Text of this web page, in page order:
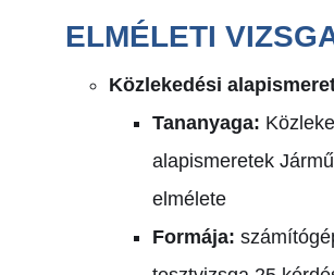
ELMÉLETI
Közlekedési
Tananyaga:
alapismeretek
elmélete
Formája: